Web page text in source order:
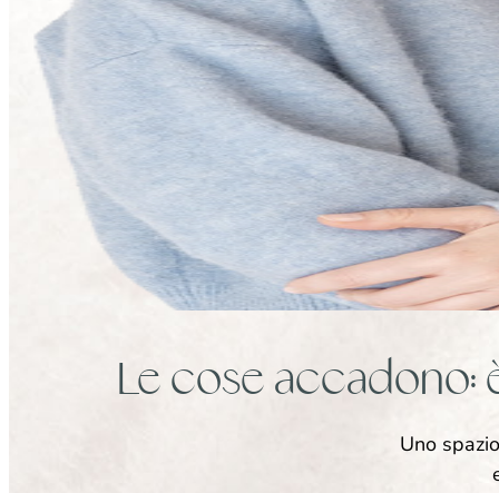
Le cose accadono:
Uno